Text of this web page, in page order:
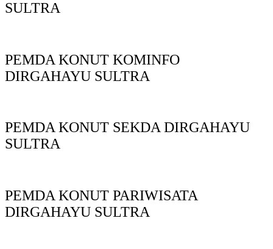
SULTRA
PEMDA KONUT KOMINFO
DIRGAHAYU SULTRA
PEMDA KONUT SEKDA DIRGAHAYU
SULTRA
PEMDA KONUT PARIWISATA
DIRGAHAYU SULTRA